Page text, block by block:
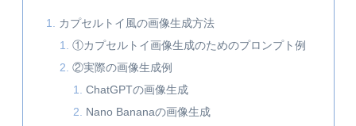
カプセルトイ風の画像生成方法
①カプセルトイ画像生成のためのプロンプト例
②実際の画像生成例
ChatGPTの画像生成
Nano Bananaの画像生成